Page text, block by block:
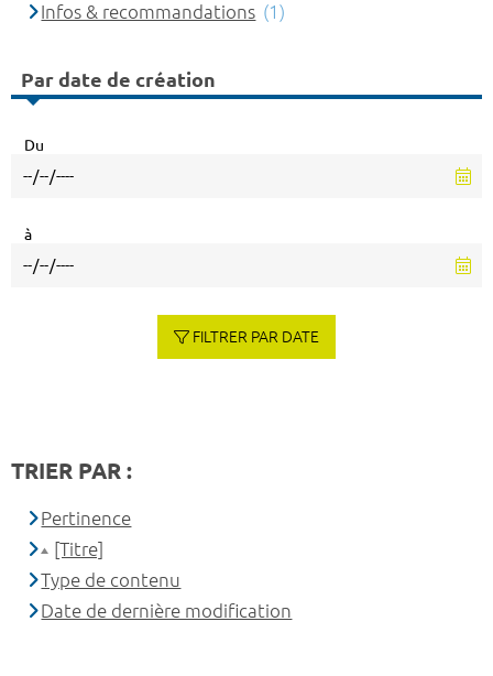
Infos & recommandations (1)
Par date de création
Du
à
FILTRER PAR DATE
TRIER PAR :
Pertinence
[Titre]
Type de contenu
Date de dernière modification